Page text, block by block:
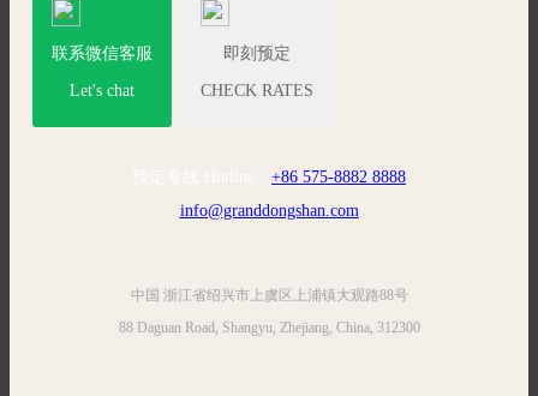
联系微信客服
Let's chat
即刻预定
CHECK RATES
预定专线 Hotline： +86 575-8882 8888
info@granddongshan.com
中国 浙江省绍兴市上虞区上浦镇大观路88号
88 Daguan Road, Shangyu, Zhejiang, China, 312300